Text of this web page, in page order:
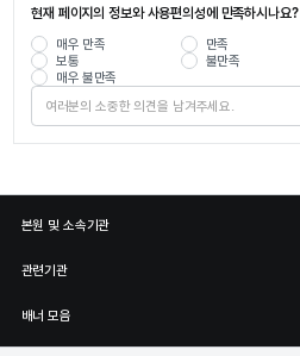
현재 페이지의 정보와 사용편의성에 만족하시나요?
매우 만족
만족
보통
불만족
매우 불만족
본원 및 소속기관
관련기관
배너 모음